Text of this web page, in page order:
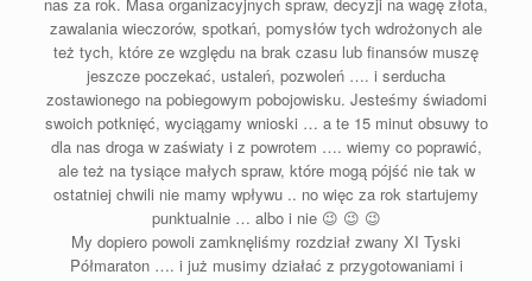
zawalania wieczorów, spotkań, pomysłów tych wdrożonych ale
też tych, które ze względu na brak czasu lub finansów muszę
jeszcze poczekać, ustaleń, pozwoleń …. i serducha
zostawionego na pobiegowym pobojowisku. Jesteśmy świadomi
swoich potknięć, wyciągamy wnioski … a te 15 minut obsuwy to
dla nas droga w zaświaty i z powrotem …. wiemy co poprawić,
ale też na tysiące małych spraw, które mogą pójść nie tak w
ostatniej chwili nie mamy wpływu .. no więc za rok startujemy
punktualnie … albo i nie 😉 😉 😉
My dopiero powoli zamknęliśmy rozdział zwany XI Tyski
Półmaraton…. i już musimy działać z przygotowaniami i